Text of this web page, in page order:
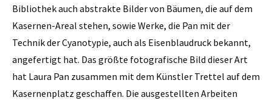
Bibliothek auch abstrakte Bilder von Bäumen, die auf dem
Kasernen-Areal stehen, sowie Werke, die Pan mit der
Technik der Cyanotypie, auch als Eisenblaudruck bekannt,
angefertigt hat. Das größte fotografische Bild dieser Art
hat Laura Pan zusammen mit dem Künstler Trettel auf dem
Kasernenplatz geschaffen. Die ausgestellten Arbeiten